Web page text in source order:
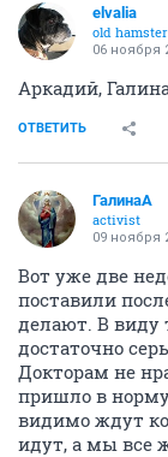
elvalia
old hamster
06 ноября
Аркадий,
ОТВЕТИТЬ
ГалинаА
activist
09 ноября
Вот уже две
поставили
делают. В виду
достаточно
Докторам не
пришло в
видимо ждут
идут, а мы все